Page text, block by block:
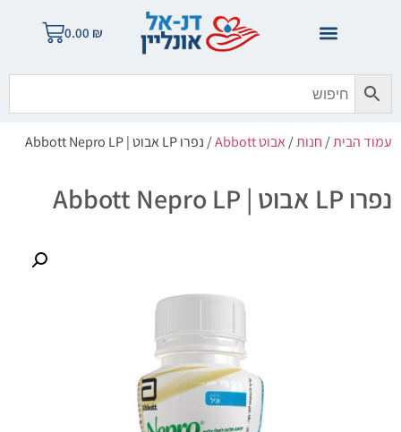
0.00 ₪
עמוד הבית/חנות/אבוט Abbott / נפרו LP אבוט | Abbott Nepro LP
נפרו LP אבוט | Abbott Nepro LP